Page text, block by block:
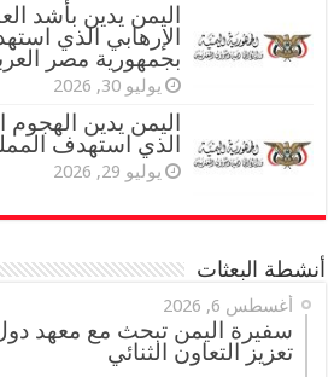
اليمن يدين بأشد
الإرهابي الذي
بجمهورية مصر
يوليو 30, 2026
اليمن يدين الهجوم
الذي استهدف
يوليو 29, 2026
أنشطة البعثات
أغسطس 6, 2026
سفيرة اليمن تبحث مع معهد
تعزيز التعاون الثنائي